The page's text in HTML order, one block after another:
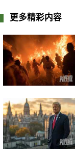
更多精彩内容